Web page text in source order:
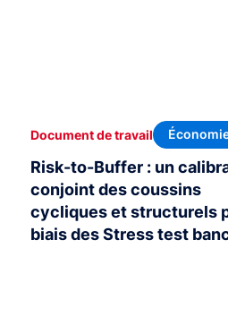
Risk-to-Buffer : un
conjoint des coussins
cycliques et structurels
biais des Stress test
Document de travail